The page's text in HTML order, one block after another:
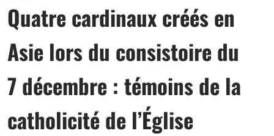
Quatre cardinaux créés en
Asie lors du consistoire du
7 décembre : témoins de la
catholicité de l’Église